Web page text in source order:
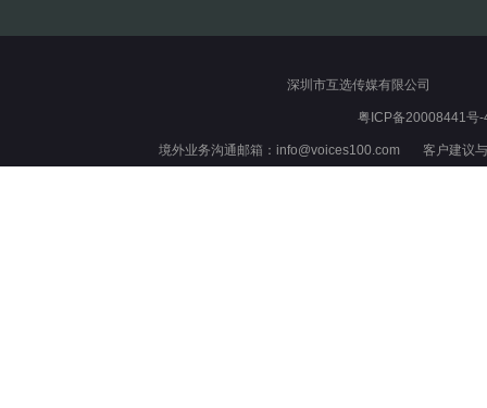
深圳市互选传媒有限公司
粤ICP备20008441号-
境外业务沟通邮箱：info@voices100.com 客户建议